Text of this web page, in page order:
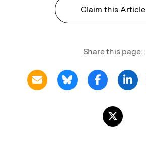
Claim this Article
Share this page: